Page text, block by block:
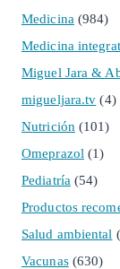
Medicina (984)
Medicina
Miguel Jara &
migueljara.tv (4)
Nutrición (101)
Omeprazol (1)
Pediatría (54)
Productos
Salud ambiental
Vacunas(630)